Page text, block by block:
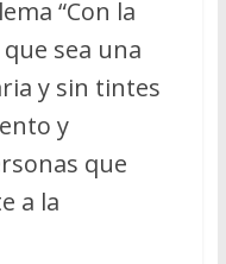
“Con la
sea una
y sin tintes
y
que
a la